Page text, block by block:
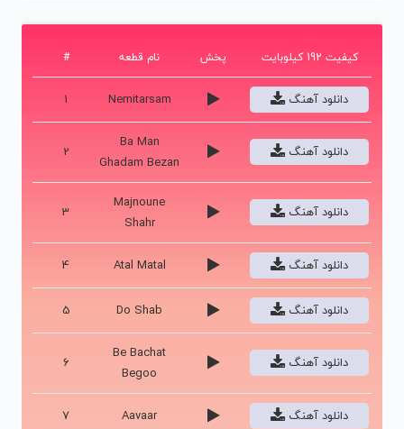
# نام قطعه پخش کیفیت 192 کیلوبایت
1 Nemitarsam دانلود آهنگ
2
Ba Man
Ghadam Bezan
دانلود آهنگ
3
Majnoune
Shahr
دانلود آهنگ
4 Atal Matal دانلود آهنگ
5 Do Shab دانلود آهنگ
6
Be Bachat
Begoo
دانلود آهنگ
7 Aavaar دانلود آهنگ